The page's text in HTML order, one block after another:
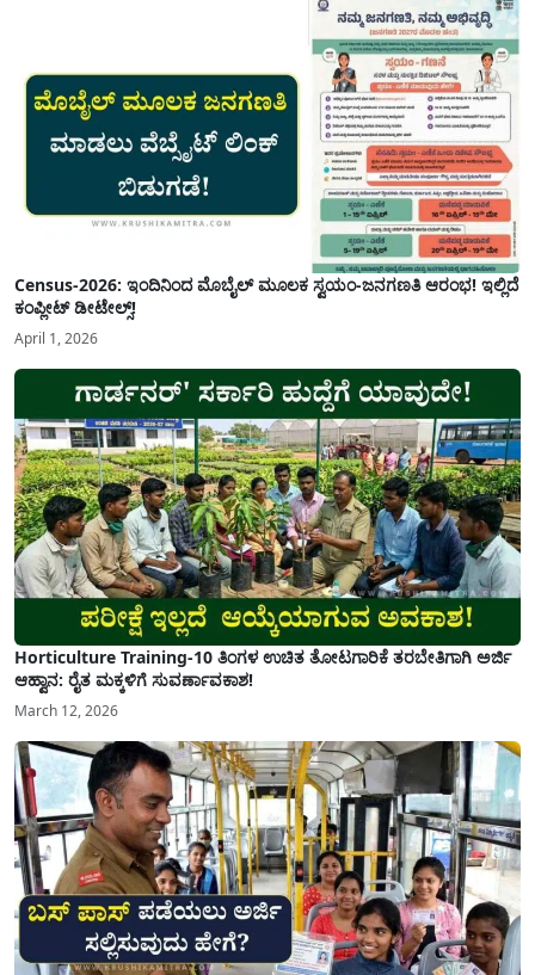
Census-2026: ಇಂದಿನಿಂದ ಮೊಬೈಲ್ ಮೂಲಕ ಸ್ವಯಂ-ಜನಗಣತಿ ಆರಂಭ! ಇಲ್ಲಿದೆ
ಕಂಪ್ಲೀಟ್ ಡೀಟೇಲ್ಸ್!
April 1, 2026
Horticulture Training-10 ತಿಂಗಳ ಉಚಿತ ತೋಟಗಾರಿಕೆ ತರಬೇತಿಗಾಗಿ ಅರ್ಜಿ
ಆಹ್ವಾನ: ರೈತ ಮಕ್ಕಳಿಗೆ ಸುವರ್ಣಾವಕಾಶ!
March 12, 2026